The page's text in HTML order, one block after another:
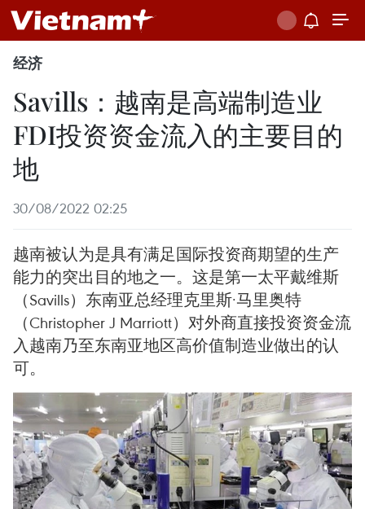
经济
Savills：越南是高端制造业
FDI投资资金流入的主要目的
地
30/08/2022 02:25
越南被认为是具有满足国际投资商期望的生产
能力的突出目的地之一。这是第一太平戴维斯
（Savills）东南亚总经理克里斯·马里奥特
（Christopher J Marriott）对外商直接投资资金流
入越南乃至东南亚地区高价值制造业做出的认
可。